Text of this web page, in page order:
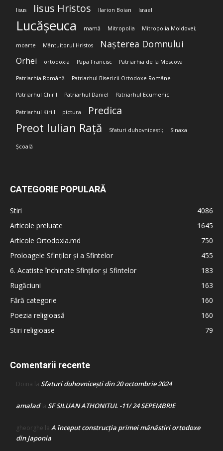
Iisus Iisus Hristos Ilarion Boian Israel
Lucășeuca mamă Mitropolia Mitropolia Moldovei;
moarte Mântuitorul Hristos Nașterea Domnului
Orhei ortodoxia Papa Francisc Patriarhia de la Moscova
Patriarhia Română Patriarhul Bisericii Ortodoxe Române
Patriarhul Chiril Patriarhul Daniel Patriarhul Ecumenic
Patriarhul Kirill pictura Predica
Preot Iulian Rață Sfaturi duhovnicești; Sinaxa
Școală
CATEGORIE POPULARĂ
Stiri
4086
Articole preluate
1645
Articole Ortodoxia.md
750
Proloagele Sfinților și a Sfintelor
455
6. Acatiste închinate Sfinților și Sfintelor
183
Rugăciuni
163
Fără categorie
160
Poezia religioasă
160
Stiri religioase
79
Comentarii recente
Doina la Sfaturi duhovnicești din 20 octombrie 2024
amaladla SF SILUAN ATHONITUL -11/ 24 SEPEMBRIE
gheorghe la A început construcţia primei mănăstiri ortodoxe
din Japonia